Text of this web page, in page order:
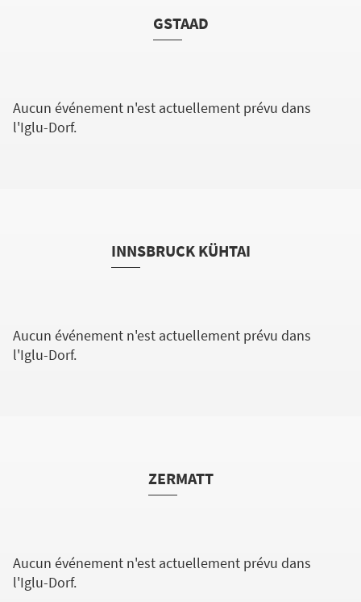
GSTAAD
Aucun événement n'est actuellement prévu dans
l'Iglu-Dorf.
INNSBRUCK KÜHTAI
Aucun événement n'est actuellement prévu dans
l'Iglu-Dorf.
ZERMATT
Aucun événement n'est actuellement prévu dans
l'Iglu-Dorf.